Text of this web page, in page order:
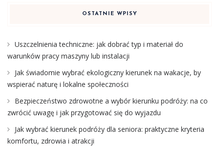
OSTATNIE WPISY
Uszczelnienia techniczne: jak dobrać typ i materiał do
warunków pracy maszyny lub instalacji
Jak świadomie wybrać ekologiczny kierunek na wakacje, by
wspierać naturę i lokalne społeczności
Bezpieczeństwo zdrowotne a wybór kierunku podróży: na co
zwrócić uwagę i jak przygotować się do wyjazdu
Jak wybrać kierunek podróży dla seniora: praktyczne kryteria
komfortu, zdrowia i atrakcji